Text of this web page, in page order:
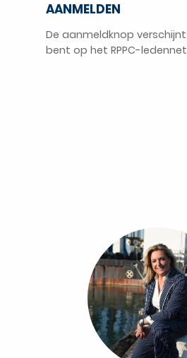
AANMELDEN
De aanmeldknop
bent op het RPPC-